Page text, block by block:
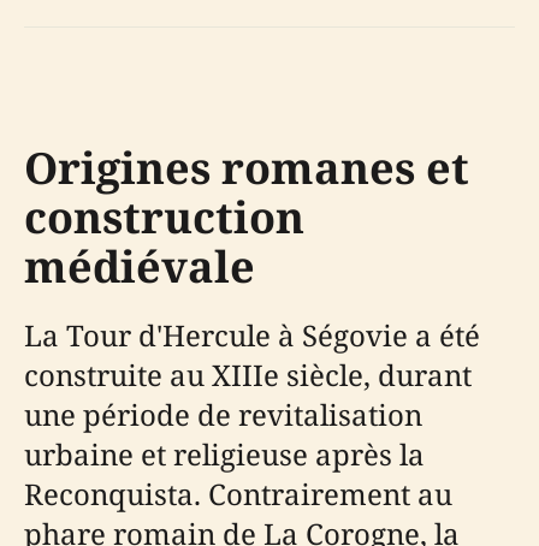
Origines romanes et
construction
médiévale
La Tour d'Hercule à Ségovie a été
construite au XIIIe siècle, durant
une période de revitalisation
urbaine et religieuse après la
Reconquista. Contrairement au
phare romain de La Corogne, la